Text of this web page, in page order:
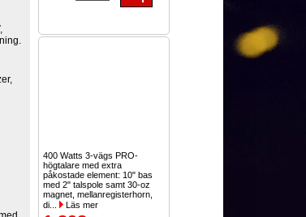
400 Watts 3-vägs PRO-
högtalare med extra
påkostade element: 10" bas
med 2" talspole samt 30-oz
magnet, mellanregisterhorn,
di...
Läs mer